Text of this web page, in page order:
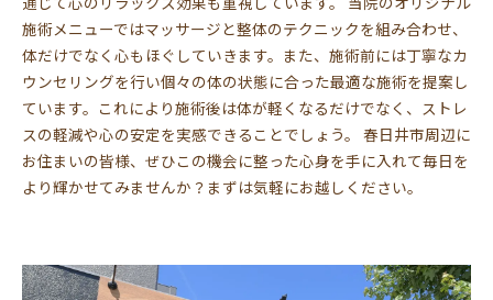
施術メニューではマッサージと整体のテクニックを組み合わせ、
体だけでなく心もほぐしていきます。また、施術前には丁寧なカ
ウンセリングを行い個々の体の状態に合った最適な施術を提案し
ています。これにより施術後は体が軽くなるだけでなく、ストレ
スの軽減や心の安定を実感できることでしょう。 春日井市周辺に
お住まいの皆様、ぜひこの機会に整った心身を手に入れて毎日を
より輝かせてみませんか？まずは気軽にお越しください。